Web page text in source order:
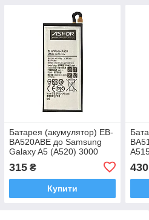
Батарея (акумулятор) EB-
BA520ABE до Samsung
Galaxy A5 (A520) 3000
mAh 100% ємності (Aspor)
315₴
Купити
430